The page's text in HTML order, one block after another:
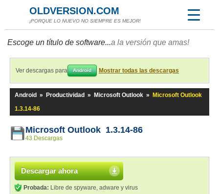
OLDVERSION.COM
¡PORQUE LO NUEVO NO SIEMPRE ES MEJOR!
Escoge un título de software...a la versión que amas!
Ver descargas para Android Mostrar todas las descargas
Android » Productividad » Microsoft Outlook »
Microsoft Outlook
1.3.14-86
Microsoft Outlook 1.3.14-86
43 Descargas
Descargar ahora
Probada: Libre de spyware, adware y virus